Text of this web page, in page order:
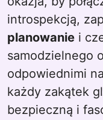
introspekcją,
planowanie i
samodzielnego
odpowiednimi
każdy zakątek
bezpieczną i